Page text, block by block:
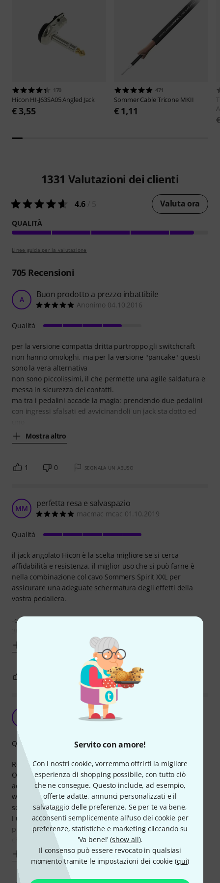
Servito con amore!
Con i nostri cookie, vorremmo offrirti la migliore
esperienza di shopping possibile, con tutto ciò
che ne consegue. Questo include, ad esempio,
offerte adatte, annunci personalizzati e il
salvataggio delle preferenze. Se per te va bene,
acconsenti semplicemente all'uso dei cookie per
preferenze, statistiche e marketing cliccando su
'Va bene!' (show all).
Il consenso può essere revocato in qualsiasi
momento tramite le impostazioni dei cookie (qui)
170
Hicon HI-J63SA05 Angled Jack
€ 3,55
471
Sommer CableTricone MKII
€ 1,11
1331 Valutazioni dei clienti
4.6 Valuta ora
QUALITÀ
Linee guida per la valutazione
705Recensioni
A Buon prodotto a prezzo inbattibile
Anonimo 04.10.2016
per la versione compatta dritta purtroppo gli switchcraft
non hanno omologhi, ma per la versione "pancake" questi
sono la vera alternativa
non sono piccolissimi, il che permette una agile saldatura e
messa in sicurezza dei contatti.
ma tra i pedalini accade la magia: prendendo due pedalini
con ingressi sfalsati ed avvicinandoli un jack sta dotto ed
Mostra altro
Qualità
1 0 SEGNALA UN ABUSO
MM perfetta resa e salvaspazio
macmac mcac 01.10.2019
il jack angolato Hicon è la scelta migliore se si cerca
affidabilità e resistenza. il miglior uso che si può farne è
nella combinazione col cavo Sommers Spirit XXL per
assicurare una adeguate schermatura degli effetti della
vostra pedaliera.
-consiglio di utilizzare stagno con percentuale inferiore al
Qualità
SEGNALA UN ABUSO
Best choice for crowded pedalboards
Anonimo 08.03.2016
Reliable, wery well built and easy to solder.
Once open for soldering, I was suprised seeing how
accurately are they manufactured, with a small plastic tag
which folds on itself, helping to isolate the pins, once
soldered, from the cover.
I use these with a Mogami 2524 cable and signal seems
pristine and rich even after long true-bypass stompboxes
Mostra altro
Qualità